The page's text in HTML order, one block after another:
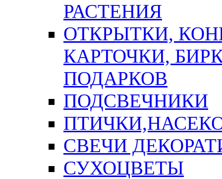
РАСТЕНИЯ
ОТКРЫТКИ,
КАРТОЧКИ,
ПОДАРКОВ
ПОДСВЕЧНИКИ
СВЕЧИ
СУХОЦВЕТЫ